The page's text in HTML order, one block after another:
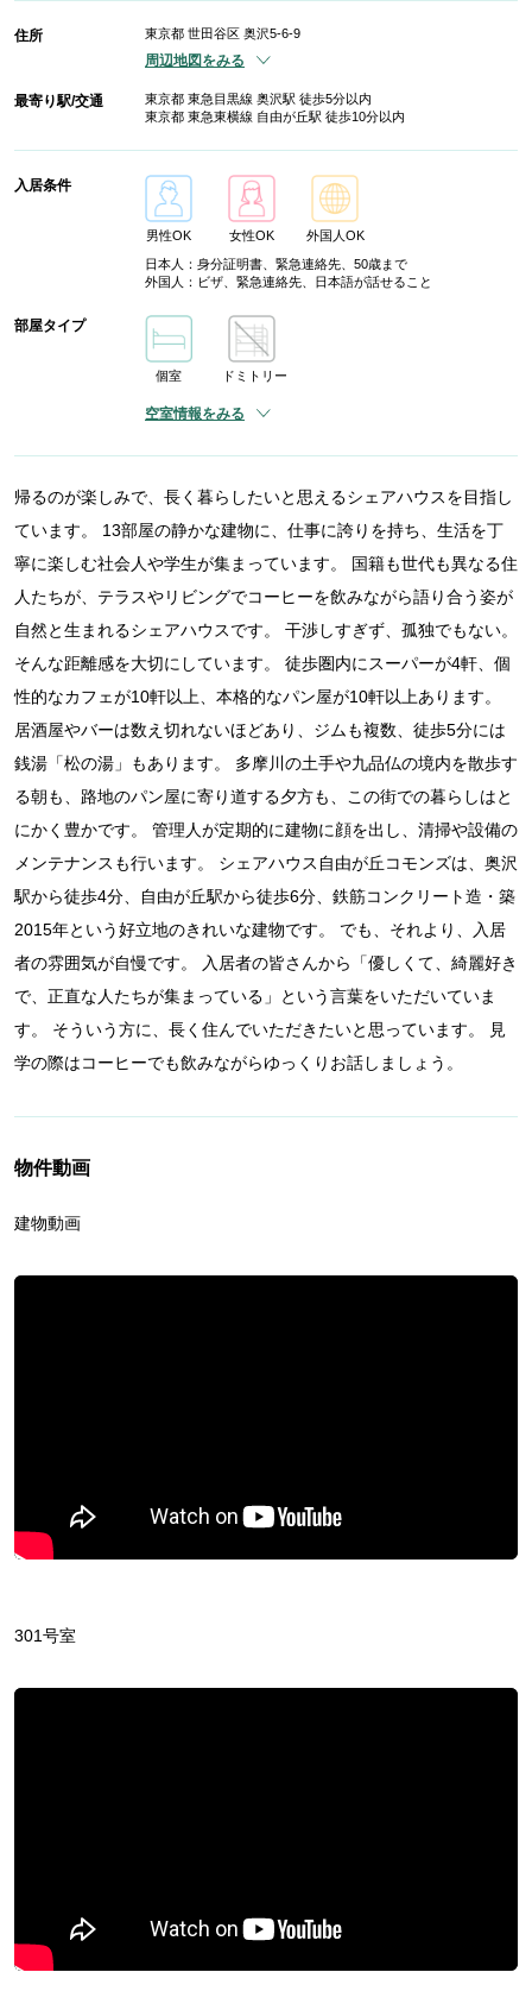
住所 東京都 世田谷区 奥沢5-6-9
周辺地図をみる
最寄り駅/交通
東京都 東急目黒線 奥沢駅 徒歩5分以内
東京都 東急東横線 自由が丘駅 徒歩10分以内
入居条件
男性OK 女性OK
外国人OK
日本人：身分証明書、緊急連絡先、50歳まで
外国人：ビザ、緊急連絡先、日本語が話せること
部屋タイプ
個室 ドミトリー
空室情報をみる
帰るのが楽しみで、長く暮らしたいと思えるシェアハウスを目指し
ています。 13部屋の静かな建物に、仕事に誇りを持ち、生活を丁
寧に楽しむ社会人や学生が集まっています。 国籍も世代も異なる住
人たちが、テラスやリビングでコーヒーを飲みながら語り合う姿が
自然と生まれるシェアハウスです。 干渉しすぎず、孤独でもない。
そんな距離感を大切にしています。 徒歩圏内にスーパーが4軒、個
性的なカフェが10軒以上、本格的なパン屋が10軒以上あります。
居酒屋やバーは数え切れないほどあり、ジムも複数、徒歩5分には
銭湯「松の湯」もあります。 多摩川の土手や九品仏の境内を散歩す
る朝も、路地のパン屋に寄り道する夕方も、この街での暮らしはと
にかく豊かです。 管理人が定期的に建物に顔を出し、清掃や設備の
メンテナンスも行います。 シェアハウス自由が丘コモンズは、奥沢
駅から徒歩4分、自由が丘駅から徒歩6分、鉄筋コンクリート造・築
2015年という好立地のきれいな建物です。 でも、それより、入居
者の雰囲気が自慢です。 入居者の皆さんから「優しくて、綺麗好き
で、正直な人たちが集まっている」という言葉をいただいていま
す。 そういう方に、長く住んでいただきたいと思っています。 見
学の際はコーヒーでも飲みながらゆっくりお話しましょう。
物件動画
建物動画
301号室